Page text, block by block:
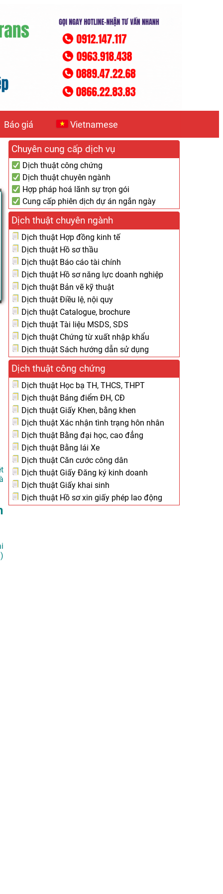
Báo giá Vietnamese
Chuyên cung cấp dịch vụ
Dịch thuật công chứng
Dịch thuật chuyên ngành
Hợp pháp hoá lãnh sự trọn gói
Cung cấp phiên dịch dự án ngắn ngày
Dịch thuật chuyên ngành
Dịch thuật Hợp đồng kinh tế
Dịch thuật Hồ sơ thầu
Dịch thuật Báo cáo tài chính
Dịch thuật Hồ sơ năng lực doanh nghiệp
Dịch thuật Bản vẽ kỹ thuật
Dịch thuật Điều lệ, nội quy
Dịch thuật Catalogue, brochure
Dịch thuật Tài liệu MSDS, SDS
Dịch thuật Chứng từ xuất nhập khẩu
Dịch thuật Sách hướng dẫn sử dụng
Dịch thuật công chứng
Dịch thuật Học bạ TH, THCS, THPT
Dịch thuật Bảng điểm ĐH, CĐ
Dịch thuật Giấy Khen, bằng khen
Dịch thuật Xác nhận tình trạng hôn nhân
Dịch thuật Bằng đại học, cao đẳng
Dịch thuật Bằng lái Xe
Dịch thuật Căn cước công dân
Dịch thuật Giấy Đăng ký kinh doanh
Dịch thuật Giấy khai sinh
Dịch thuật Hồ sơ xin giấy phép lao động